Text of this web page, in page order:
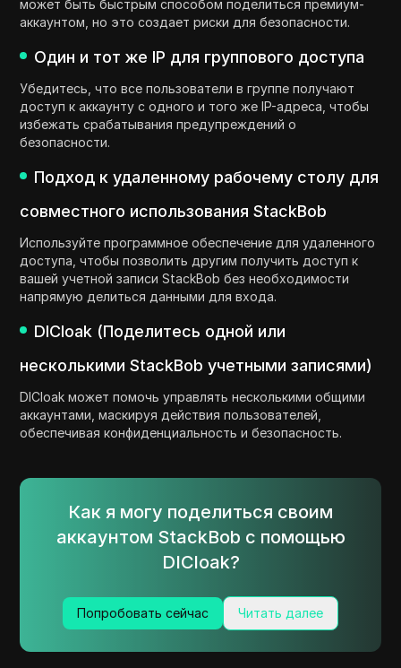
может быть быстрым способом поделиться премиум-
аккаунтом, но это создает риски для безопасности.
Один и тот же IP для группового доступа
Убедитесь, что все пользователи в группе получают
доступ к аккаунту с одного и того же IP-адреса, чтобы
избежать срабатывания предупреждений о
безопасности.
Подход к удаленному рабочему столу для
совместного использования StackBob
Используйте программное обеспечение для удаленного
доступа, чтобы позволить другим получить доступ к
вашей учетной записи StackBob без необходимости
напрямую делиться данными для входа.
DICloak (Поделитесь одной или
несколькими StackBob учетными записями)
DICloak может помочь управлять несколькими общими
аккаунтами, маскируя действия пользователей,
обеспечивая конфиденциальность и безопасность.
Как я могу поделиться своим
аккаунтом StackBob с помощью
DICloak?
Попробовать сейчас Читать далее